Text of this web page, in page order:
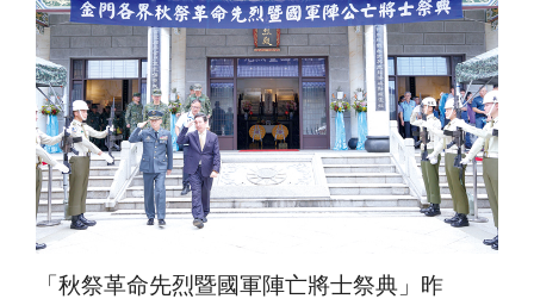
「秋祭革命先烈暨國軍陣亡將士祭典」昨